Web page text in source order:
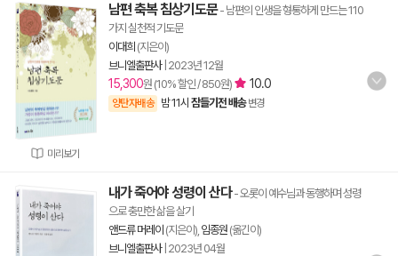
미리보기
남편 축복 침상기도문- 남편의 인생을 형통하게 만드는 110
가지 실천적 기도문
이대희 (지은이)
브니엘출판사| 2023년 12월
15,300원 (10% 할인 / 850원) 10.0
양탄자배송 밤 11시 잠들기전 배송 변경
내가 죽어야 성령이 산다- 오롯이 예수님과 동행하며 성령
으로 충만한 삶을 살기
앤드류 머레이 (지은이), 임종원 (옮긴이)
브니엘출판사| 2023년 04월